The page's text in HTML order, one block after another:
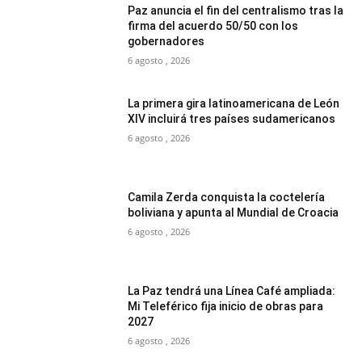
Paz anuncia el fin del centralismo tras la
firma del acuerdo 50/50 con los
gobernadores
6 agosto , 2026
La primera gira latinoamericana de León
XIV incluirá tres países sudamericanos
6 agosto , 2026
Camila Zerda conquista la coctelería
boliviana y apunta al Mundial de Croacia
6 agosto , 2026
La Paz tendrá una Línea Café ampliada:
Mi Teleférico fija inicio de obras para
2027
6 agosto , 2026